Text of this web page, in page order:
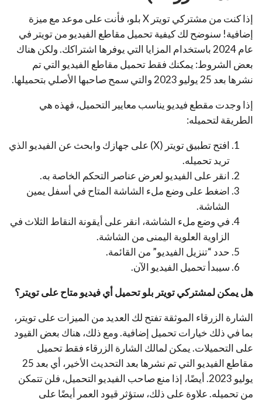
إذا كنت من مشتركي تويتر X بلو، فأنت على موعد مع ميزة
إضافية! سنوضح لك كيفية تحميل مقاطع الفيديو من تويتر في
عام 2024 باستخدام المزايا التي يوفرها اشتراكك. ولكن هناك
بعض الشروط: يمكنك فقط تحميل مقاطع الفيديو التي تم
نشرها بعد 25 يوليو 2023 والتي سمح صاحبها الأصلي بتحميلها.
إذا وجدت مقطع فيديو يناسب معايير التحميل، فهذه هي
الطريقة لتحميله:
افتح تطبيق تويتر (X) على جهازك وابحث عن الفيديو الذي
تريد تحميله.
انقر على الفيديو لعرض عناصر التحكم الخاصة به.
اضغط على وضع ملء الشاشة المتاح في أسفل يمين
الشاشة.
في وضع ملء الشاشة، انقر على أيقونة النقاط الثلاث في
الزاوية العلوية اليمنى من الشاشة.
حدد “تنزيل الفيديو” من القائمة.
سيبدأ تحميل الفيديو الآن.
هل يمكن لمشتركي تويتر بلو تحميل أي فيديو متاح على تويتر؟
الشارة الزرقاء الموثقة تفتح لك العديد من الميزات على تويتر،
بما في ذلك خيارات تحميل إضافية. ومع ذلك، هناك بعض القيود
على التحميلات. يمكن لمالك الشارة الزرقاء فقط تحميل
مقاطع الفيديو التي تم نشرها بعد التحديث الأخير، أي بعد 25
يوليو 2023. أيضًا، إذا منع صاحب الفيديو التحميل، فلن تتمكن
من تحميله. علاوة على ذلك، ستؤثر قيود العمر أيضًا على